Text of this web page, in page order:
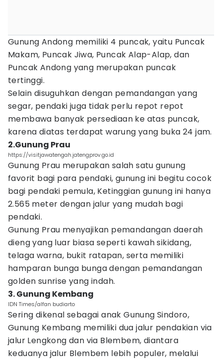
Gunung Andong memiliki 4 puncak, yaitu Puncak
Makam, Puncak Jiwa, Puncak Alap-Alap, dan
Puncak Andong yang merupakan puncak
tertinggi.
Selain disuguhkan dengan pemandangan yang
segar, pendaki juga tidak perlu repot repot
membawa banyak persediaan ke atas puncak,
karena diatas terdapat warung yang buka 24 jam.
2.Gunung Prau
https://visitjawatengah.jatengprov.go.id
Gunung Prau merupakan salah satu gunung
favorit bagi para pendaki, gunung ini begitu cocok
bagi pendaki pemula, Ketinggian gunung ini hanya
2.565 meter dengan jalur yang mudah bagi
pendaki.
Gunung Prau menyajikan pemandangan daerah
dieng yang luar biasa seperti kawah sikidang,
telaga warna, bukit ratapan, serta memiliki
hamparan bunga bunga dengan pemandangan
golden sunrise yang indah.
3. Gunung Kembang
IDN Times/alfan budiarto
Sering dikenal sebagai anak Gunung Sindoro,
Gunung Kembang memiliki dua jalur pendakian via
jalur Lengkong dan via Blembem, diantara
keduanya jalur Blembem lebih populer, melalui